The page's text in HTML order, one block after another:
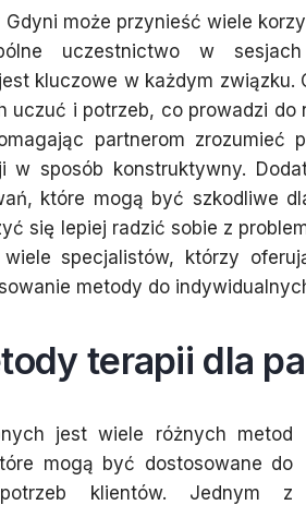
Gdyni może przynieść wiele
uczestnictwo w
kluczowe w każdym
uczuć i potrzeb, co prowadzi do
partnerom zrozumieć
w sposób konstruktywny.
które mogą być szkodliwe
się lepiej radzić sobie z
specjalistów, którzy
metody do
terapii dla
jest wiele różnych metod
mogą być dostosowane do
klientów. Jednym z